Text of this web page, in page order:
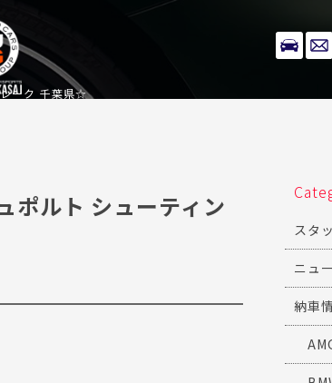
ーク 千葉県☆
ルト シューティン
スタ
ニュ
納車